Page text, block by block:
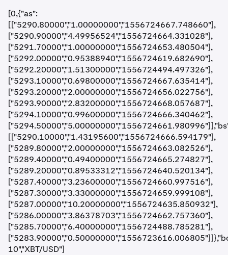
[0,{"as":
[["5290.80000","1.00000000","1556724667.748660"],
["5290.90000","4.49956524","1556724664.331028"],
["5291.70000","1.00000000","1556724653.480504"],
["5292.00000","0.95388940","1556724619.682690"],
["5292.20000","1.51300000","1556724494.497326"],
["5293.10000","0.69800000","1556724667.635414"],
["5293.20000","2.00000000","1556724656.022756"],
["5293.90000","2.83200000","1556724668.057687"],
["5294.10000","0.99600000","1556724666.340462"],
[["5290.10000","1.43195600","1556724666.594179"],
["5289.80000","2.00000000","1556724663.082526"],
["5289.40000","0.49400000","1556724665.274827"],
["5289.20000","0.89533312","1556724640.520134"],
["5287.40000","3.23600000","1556724660.997516"],
["5287.30000","3.33000000","1556724659.999108"],
["5287.00000","10.20000000","1556724635.850932"],
["5286.00000","3.86378703","1556724662.757360"],
["5285.70000","6.40000000","1556724488.785281"],
10","XBT/USD"]